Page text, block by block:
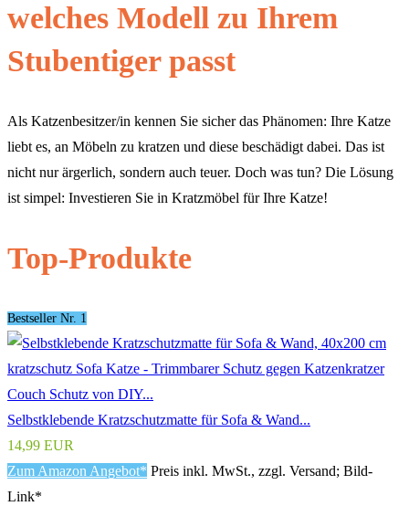
welches Modell zu Ihrem
Stubentiger passt
Als Katzenbesitzer/in kennen Sie sicher das Phänomen: Ihre Katze
liebt es, an Möbeln zu kratzen und diese beschädigt dabei. Das ist
nicht nur ärgerlich, sondern auch teuer. Doch was tun? Die Lösung
ist simpel: Investieren Sie in Kratzmöbel für Ihre Katze!
Top-Produkte
Bestseller Nr. 1
Selbstklebende Kratzschutzmatte für Sofa & Wand...
14,99 EUR
Zum Amazon Angebot* Preis inkl. MwSt., zzgl. Versand; Bild-
Link*